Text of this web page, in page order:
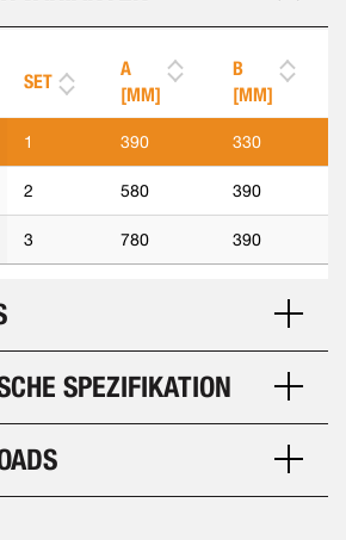
SET
A
[MM]
B
[MM]
1 390 330
2 580 390
3 780 390
SPEZIFIKATION